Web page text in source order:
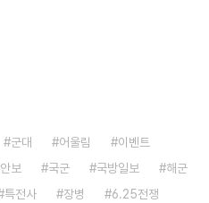
군대 어울림
이벤트
안보 국군 국방일보
해군
특전사 장병
6.25전쟁